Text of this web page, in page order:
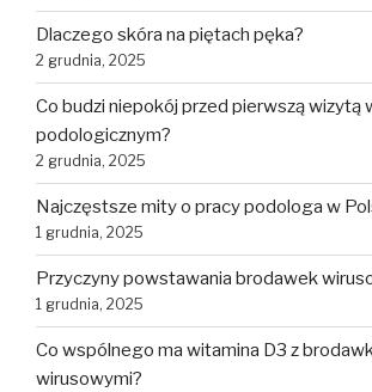
Dlaczego skóra na piętach pęka?
2 grudnia, 2025
Co budzi niepokój przed pierwszą wizytą
podologicznym?
2 grudnia, 2025
Najczęstsze mity o pracy podologa w
1 grudnia, 2025
Przyczyny powstawania brodawek
1 grudnia, 2025
Co wspólnego ma witamina D3 z
wirusowymi?